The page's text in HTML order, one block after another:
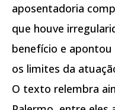
aposentadoria
que houve
benefício e
os limites da
O texto relembra